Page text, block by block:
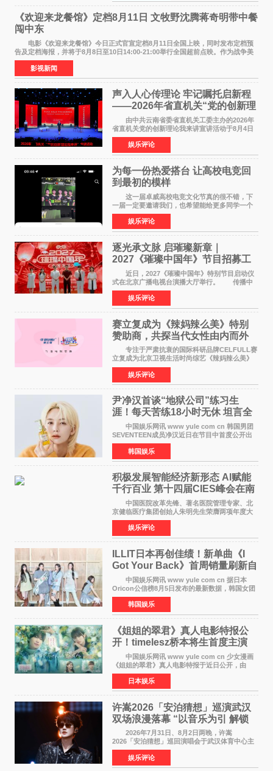
《欢迎来龙餐馆》定档8月11日 文牧野沈腾蒋奇明带中餐
闯中东
电影《欢迎来龙餐馆》今日正式官宣定档8月11日全国上映，同时发布定档预
告及定档海报，并将于8月8日至10日14:00-21:00举行全国超前点映。作为战争美
食大片，影片讲述的是中国厨师徐福（沈腾
影视新闻
声入人心传理论 牢记嘱托启新程
——2026年省直机关“党的创新理
论我来讲”宣讲活动圆满落幕
由中共云南省委省直机关工委主办的2026年
省直机关党的创新理论我来讲宣讲活动于8月4日
至5日在昆明举办。活动以 "牢记嘱托 感恩奋进
开创云南发展新局面 "为主题，坚持以新时代中国
特色社会主义
娱乐评论
为每一份热爱搭台 让高校电竞回
到最初的模样
这一届卓威高校电竞文化节真的很不错，下
一届一定要邀请我们，也希望能给更多同学一个
来到现场的机会。 2026卓威高校电竞文化节
已经落下帷幕，在活动结束后，仍有不少高校电
竞社负责人和现
娱乐评论
逐光承文脉 启璀璨新章｜
2027《璀璨中国年》节目招募工
作圆满启动
近日，2027《璀璨中国年》特别节目启动仪
式在北京广播电视台演播大厅举行。 传播中
华优秀传统文化，弘扬纯正国风艺术，打造高规
格、高质感、正能量的文艺盛典，是璀璨中国年
矢志不渝的初心
娱乐评论
赛立复成为《辣妈辣么美》特别
赞助商，共探当代女性由内而外
活力美
专注于严肃抗衰的国际科研品牌CELFULL赛
立复成为北京卫视生活时尚综艺《辣妈辣么美》
的特别赞助商,明星辣妈袁咏仪倾情参与，向广大
都市女性传递健康生活新主张，寄语当代女性在
家庭与自我之间
娱乐评论
尹净汉首谈“地狱公司”练习生
涯！每天苦练18小时无休 坦言全
靠成员撑过来
中国娱乐网讯 www yule com cn 韩国男团
SEVENTEEN成员净汉近日在节目中首度公开出
道前的残酷练习生经历，并提及经纪公司Pledis
娱乐，引发广泛关注。 在8月2日播出的日本
TBS综艺节目《周
韩国娱乐
积极发展智能经济新形态 Al赋能
千行百业 第十四届CIES峰会在南
京盛大召开
中国医院改革先锋、著名医院管理专家、北
京健临医疗集团创始人朱明先生荣膺两项年度大
奖 2026年7月31日，盛夏金陵，长江之畔，
以重落地·真务实·强链接为主题的2026&lsquo;人
工智能+&rsquo
娱乐评论
ILLIT日本再创佳绩！新单曲《I
Got Your Back》首周销量刷新自
身纪录
中国娱乐网讯 www yule com cn 据日本
Oricon公信榜8月5日发布的最新数据，韩国女团
ILLIT在日本发行的第二张单曲《I Got Your
Back》首周销量达到71,009张，成功跻身最新一
期周单曲排行
韩国娱乐
《姐姐的翠君》真人电影特报公
开！timelesz桥本将生首度主演
12月4日上映
中国娱乐网讯 www yule com cn 少女漫画
《姐姐的翠君》真人电影特报于近日公开，由
timelesz成员桥本将生担任主演，这也是他首次
担任电影主演，引发高度关注。 女高中生咲
苗翠（中岛瑠菜
日本娱乐
许嵩2026「安泊猜想」巡演武汉
双场浪漫落幕 “以音乐为引 解锁
江城记忆”
2026年7月31日、8月2日两晚，许嵩
2026「安泊猜想」巡回演唱会于武汉体育中心主
体育场盛大开唱。许嵩与数万歌迷在此相聚，从
浪漫惬意的舞台设计到充满诚意与惊喜的现场互
动，共同开启了一场关于
娱乐评论